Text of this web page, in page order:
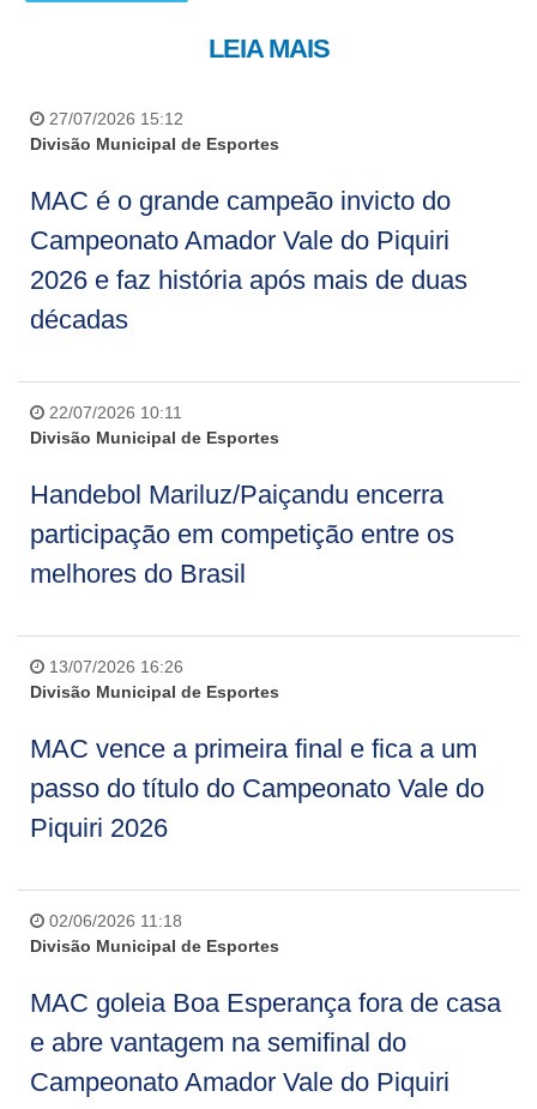
LEIA MAIS
27/07/2026 15:12
Divisão Municipal de Esportes
MAC é o grande campeão invicto do
Campeonato Amador Vale do Piquiri
2026 e faz história após mais de duas
décadas
22/07/2026 10:11
Divisão Municipal de Esportes
Handebol Mariluz/Paiçandu encerra
participação em competição entre os
melhores do Brasil
13/07/2026 16:26
Divisão Municipal de Esportes
MAC vence a primeira final e fica a um
passo do título do Campeonato Vale do
Piquiri 2026
02/06/2026 11:18
Divisão Municipal de Esportes
MAC goleia Boa Esperança fora de casa
e abre vantagem na semifinal do
Campeonato Amador Vale do Piquiri